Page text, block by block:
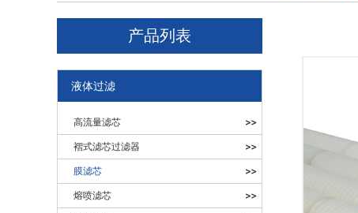
产品列表
液体过滤
高流量滤芯
褶式滤芯过滤器
膜滤芯
熔喷滤芯